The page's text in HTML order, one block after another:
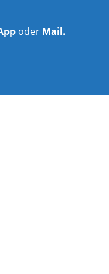
oder Mail.